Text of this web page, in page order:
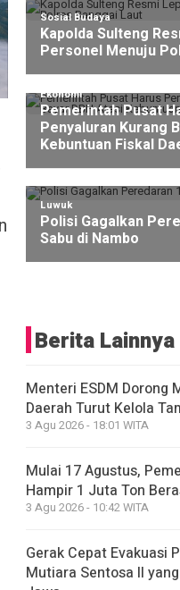
Sosial Budaya
Kapolda Sulteng
Personel Menuju
Ekonomi
Pemerintah Pusat
Penyaluran Kurang
Kebuntuan Fiskal
Luwuk
Polisi Gagalkan
Sabu di Nambo
Berita Lainnya
Menteri ESDM Dorong
Daerah Turut Kelola
3 Agu 2026 - 18:01 WITA
Mulai 17 Agustus,
Hampir 1 Juta Ton
3 Agu 2026 - 10:42 WITA
Gerak Cepat Evakuasi
Mutiara Sentosa II